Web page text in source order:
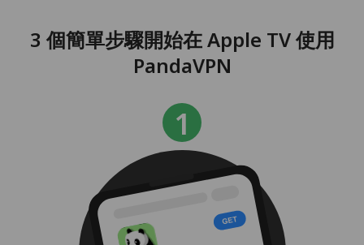
3 個簡單步驟開始在 Apple TV 使用
PandaVPN